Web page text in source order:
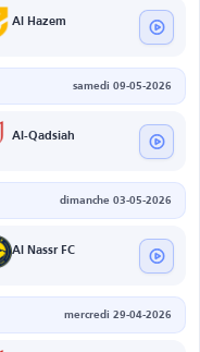
Al Hazem
samedi 09-05-2026
Al-Qadsiah
dimanche 03-05-2026
Al Nassr FC
mercredi 29-04-2026